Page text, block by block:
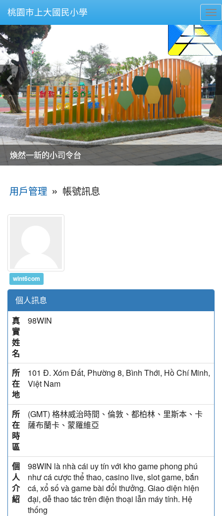
桃園市上大國民小學
美麗的操場是我們活力的來源
美麗的操場是我們活力的來源
煥然一新的小司令台
煥然一新的小司令台
富含桃園埤塘田園風光意象的中廊
富含桃園埤塘田園風光意象的中廊
嶄新的中庭廣場
嶄新的中庭廣場
水生池生生不息
水生池生生不息
用戶管理 » 帳號訊息
wint6com
個人訊息
真
實
姓
名
98WIN
所
在
地
101 Đ. Xóm Đất, Phường 8, Bình Thới, Hồ Chí Minh,
Việt Nam
所
在
時
區
(GMT) 格林威治時間、倫敦、都柏林、里斯本、卡
薩布蘭卡、蒙羅維亞
個
人
介
紹
98WIN là nhà cái uy tín với kho game phong phú
như cá cược thể thao, casino live, slot game, bắn
cá, xổ số và game bài đổi thưởng. Giao diện hiện
đại, dễ thao tác trên điện thoại lẫn máy tính. Hệ
thống